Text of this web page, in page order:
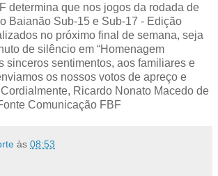
determina que nos jogos da rodada de
Baianão Sub-15 e Sub-17 - Edição
no próximo final de semana, seja
de silêncio em “Homenagem
sinceros sentimentos, aos familiares e
os nossos votos de apreço e
Ricardo Nonato Macedo de
Comunicação FBF
às 08:53